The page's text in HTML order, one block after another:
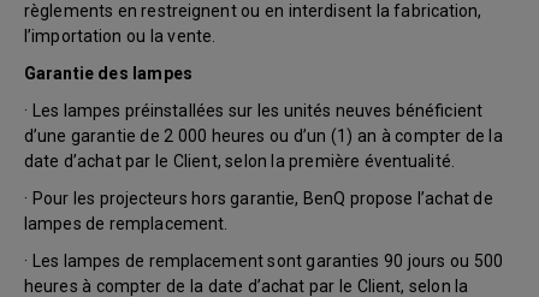
règlements en restreignent ou en interdisent la fabrication,
l’importation ou la vente.
Garantie des lampes
· Les lampes préinstallées sur les unités neuves bénéficient
d’une garantie de 2 000 heures ou d’un (1) an à compter de la
date d’achat par le Client, selon la première éventualité.
· Pour les projecteurs hors garantie, BenQ propose l’achat de
lampes de remplacement.
· Les lampes de remplacement sont garanties 90 jours ou 500
heures à compter de la date d’achat par le Client, selon la